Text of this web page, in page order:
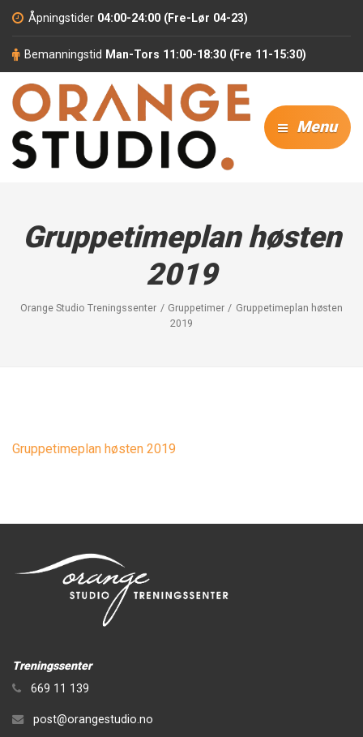
Åpningstider 04:00-24:00 (Fre-Lør 04-23)
Bemanningstid Man-Tors 11:00-18:30 (Fre 11-15:30)
Menu
Gruppetimeplan høsten
2019
Orange Studio Treningssenter Gruppetimer
Gruppetimeplan høsten
2019
Gruppetimeplan høsten 2019
Treningssenter
669 11 139
post@orangestudio.no